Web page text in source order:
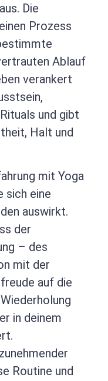
Die
Prozess
Ablauf
verankert
und gibt
Halt und
mit Yoga
sich eine
auswirkt.
der
– des
mit der
auf die
in deinem
Routine und